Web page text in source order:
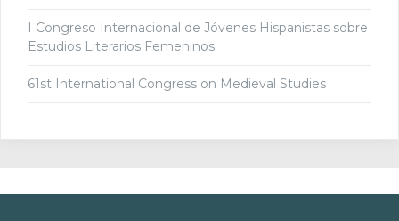
I Congreso Internacional de Jóvenes Hispanistas sobre
Estudios Literarios Femeninos
61st International Congress on Medieval Studies